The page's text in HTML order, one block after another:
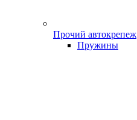
Прочий автокрепеж
Пружины